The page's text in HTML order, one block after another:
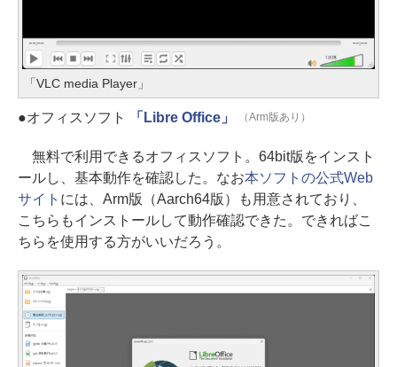
「VLC media Player」
●オフィスソフト 「Libre Office」 （Arm版あり）
無料で利用できるオフィスソフト。64bit版をインスト
ールし、基本動作を確認した。なお本ソフトの公式Web
サイト には、Arm版（Aarch64版）も用意されており、
こちらもインストールして動作確認できた。できればこ
ちらを使用する方がいいだろう。